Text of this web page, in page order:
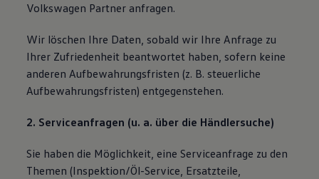
Volkswagen Partner anfragen.
Wir löschen Ihre Daten, sobald wir Ihre Anfrage zu
Ihrer Zufriedenheit beantwortet haben, sofern keine
anderen Aufbewahrungsfristen (z. B. steuerliche
Aufbewahrungsfristen) entgegenstehen.
2. Serviceanfragen (u. a. über die Händlersuche)
Sie haben die Möglichkeit, eine Serviceanfrage zu den
Themen (Inspektion/Öl-Service, Ersatzteile,